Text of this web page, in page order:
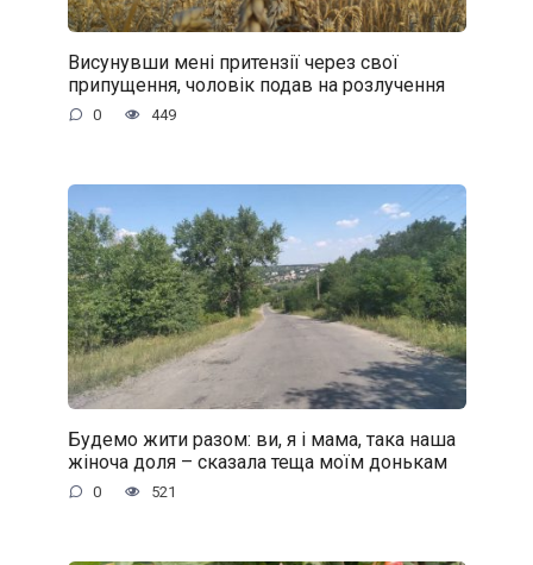
Висунувши мені притензії через свої
припущення, чоловік подав на розлучення
0 449
Будемо жити разом: ви, я і мама, така наша
жіноча доля – сказала теща моїм донькам
0 521